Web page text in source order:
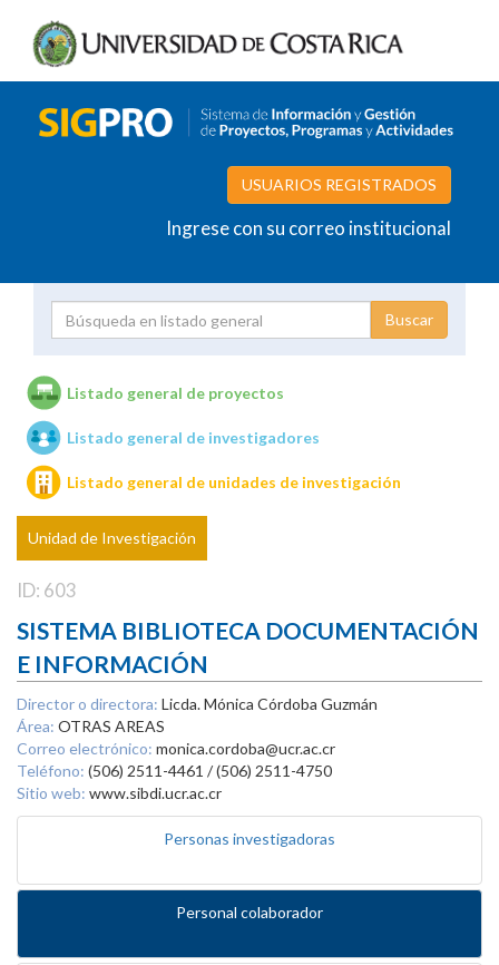
USUARIOS REGISTRADOS
Ingrese con su correo institucional
Unidades de investigación
Listado general de proyectos
Listado general de investigadores
Listado general de unidades de investigación
Unidad de Investigación
ID: 603
SISTEMA BIBLIOTECA DOCUMENTACIÓN
E INFORMACIÓN
Director o directora: Licda. Mónica Córdoba Guzmán
Área: OTRAS AREAS
Correo electrónico: monica.cordoba@ucr.ac.cr
Teléfono: (506) 2511-4461 / (506) 2511-4750
Sitio web: www.sibdi.ucr.ac.cr
Personas investigadoras
Personal colaborador